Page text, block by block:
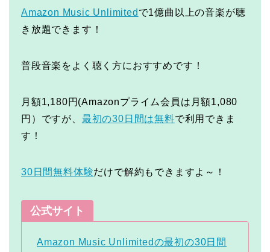
Amazon Music Unlimited で1億曲以上の音楽が聴
き放題できます！
普段音楽をよく聴く方におすすめです！
月額1,180円(Amazonプライム会員は月額1,080
円）ですが、 最初の30日間は無料で利用できま
す！
30日間無料体験だけで解約もできますよ～！
公式サイト
Amazon Music Unlimitedの最初の30日間